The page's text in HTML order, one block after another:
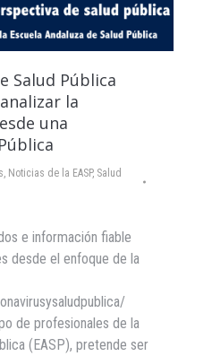
Salud Pública
la
una
, Noticias de la EASP, Salud
e información fiable
desde el enfoque de la
de profesionales de la
(EASP), pretende ser